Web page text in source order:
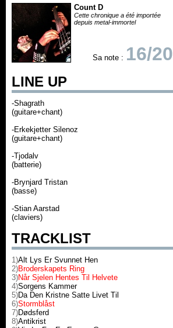
Count D
Cette chronique a été importée
depuis metal-immortel
Sa note : 16/20
LINE UP
-Shagrath
(guitare+chant)
-Erkekjetter Silenoz
(guitare+chant)
-Tjodalv
(batterie)
-Brynjard Tristan
(basse)
-Stian Aarstad
(claviers)
TRACKLIST
1)Alt Lys Er Svunnet Hen
2)Broderskapets Ring
3)Når Sjelen Hentes Til Helvete
4)Sorgens Kammer
5)Da Den Kristne Satte Livet Til
6)Stormblåst
7)Dødsferd
8)Antikrist